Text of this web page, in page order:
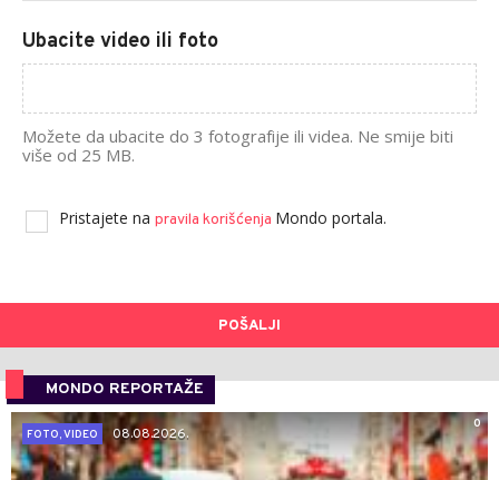
Ubacite video ili foto
Možete da ubacite do 3 fotografije ili videa. Ne smije biti
više od 25 MB.
Pristajete na pravila korišćenja Mondo portala.
POŠALJI
MONDO REPORTAŽE
0
FOTO, VIDEO
08.08.2026.